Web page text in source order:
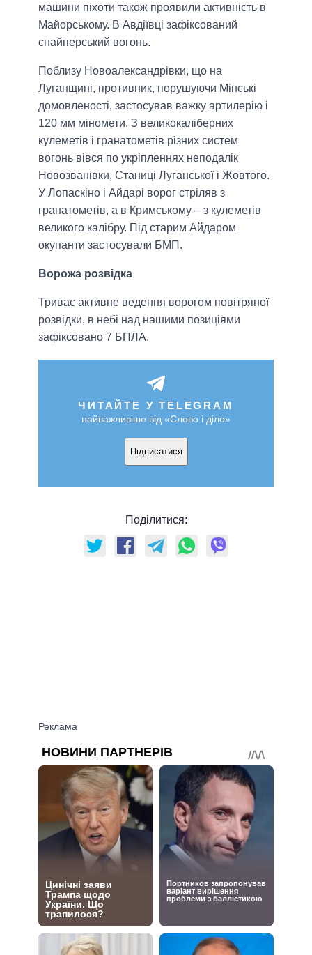
машини піхоти також проявили активність в
Майорському. В Авдіївці зафіксований
снайперський вогонь.
Поблизу Новоалександрівки, що на
Луганщині, противник, порушуючи Мінські
домовленості, застосував важку артилерію і
120 мм міномети. З великокаліберних
кулеметів і гранатометів різних систем
вогонь вівся по укріпленнях неподалік
Новозванівки, Станиці Луганської і Жовтого.
У Лопаскіно і Айдарі ворог стріляв з
гранатометів, а в Кримському – з кулеметів
великого калібру. Під старим Айдаром
окупанти застосували БМП.
Ворожа розвідка
Триває активне ведення ворогом повітряної
розвідки, в небі над нашими позиціями
зафіксовано 7 БПЛА.
ЧИТАЙТЕ У TELEGRAM
найважливіше від «Слово і діло»
Підписатися
Поділитися: